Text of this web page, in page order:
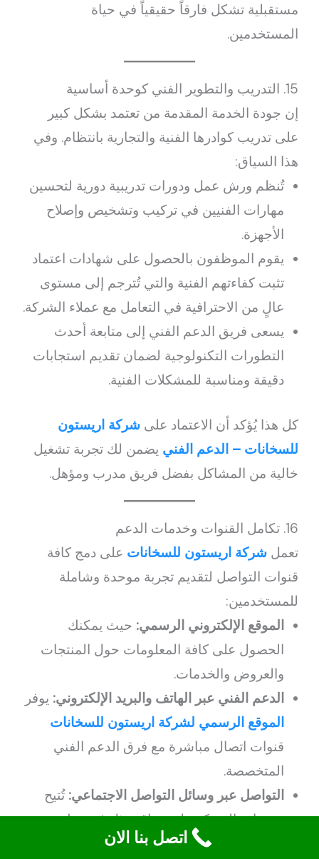
مستقبلية تشكل فارقاً حقيقياً في حياة
المستخدمين.
15. التدريب والتطوير الفني كوحدة أساسية
إن جودة الخدمة المقدمة من تعتمد بشكل كبير
على تدريب كوادرها الفنية والتجارية بانتظام. وفي
هذا السياق:
تُنظم ورش عمل ودورات تدريبية دورية لتحسين
مهارات الفنيين في تركيب وتشخيص وإصلاح
الأجهزة.
يقوم الموظفون بالحصول على شهادات اعتماد
تثبت كفاءتهم الفنية والتي تُترجم إلى مستوى
عالٍ من الاحترافية في التعامل مع عملاء الشركة.
يسعى فريق الدعم الفني إلى متابعة أحدث
التطورات التكنولوجية لضمان تقديم استجابات
دقيقة ومناسبة للمشكلات الفنية.
كل هذا يُؤكد أن الاعتماد علىشركة اريستون
للسخانات – الدعم الفني يضمن لك تجربة تشغيل
خالية من المشاكل بفضل فريق مدرب ومؤهل.
16. تكامل القنوات وخدمات الدعم
تعملشركة اريستون للسخانات على دمج كافة
قنوات التواصل لتقديم تجربة موحدة وشاملة
للمستخدمين:
الموقع الإلكتروني الرسمي: حيث يمكنك
الحصول على كافة المعلومات حول المنتجات
والعروض والخدمات.
الدعم الفني عبر الهاتف والبريد الإلكتروني: يوفر
الموقع الرسمي لشركة اريستون للسخانات
قنوات اتصال مباشرة مع فرق الدعم الفني
المتخصصة.
التواصل عبر وسائل التواصل الاجتماعي: تُتيح
صفحات الشركة على مواقع مثل فيسبوك وتويتر
إنكسبلور العديد من التحديثات والأخبار والعروض.
اتصل بنا الان